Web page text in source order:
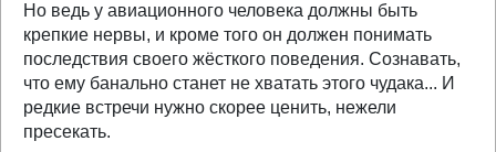
Но ведь у авиационного человека должны быть
крепкие нервы, и кроме того он должен понимать
последствия своего жёсткого поведения. Сознавать,
что ему банально станет не хватать этого чудака... И
редкие встречи нужно скорее ценить, нежели
пресекать.